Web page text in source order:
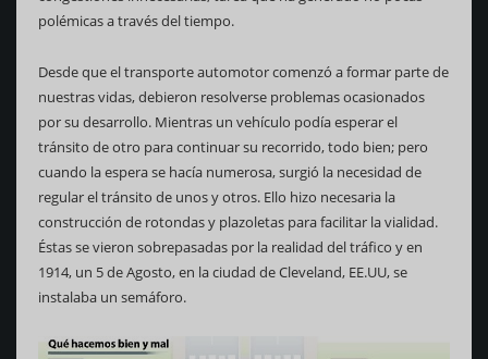
polémicas a través del tiempo.
Desde que el transporte automotor comenzó a formar parte de
nuestras vidas, debieron resolverse problemas ocasionados
por su desarrollo. Mientras un vehículo podía esperar el
tránsito de otro para continuar su recorrido, todo bien; pero
cuando la espera se hacía numerosa, surgió la necesidad de
regular el tránsito de unos y otros. Ello hizo necesaria la
construcción de rotondas y plazoletas para facilitar la vialidad.
Éstas se vieron sobrepasadas por la realidad del tráfico y en
1914, un 5 de Agosto, en la ciudad de Cleveland, EE.UU, se
instalaba un semáforo.